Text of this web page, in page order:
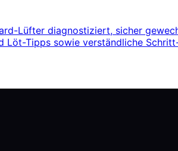
Lüfter diagnostiziert, sicher
Löt-Tipps sowie verständliche